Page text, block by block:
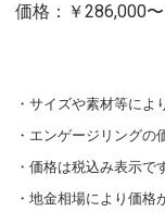
価格：￥286,000
・サイズや素材等によ
・エンゲージリングの
・価格は税込み表示で
・地金相場により価格